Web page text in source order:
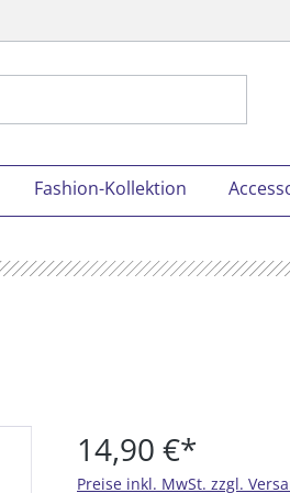
Fashion-Kollektion
14,90 €*
Preise inkl. MwSt. zzgl.